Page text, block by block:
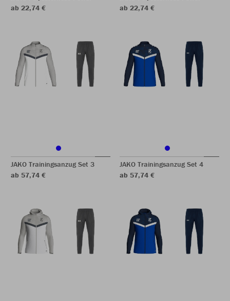
ab 22,74 €
ab 22,74 €
JAKO Trainingsanzug Set 3
ab 57,74 €
JAKO Trainingsanzug Set 4
ab 57,74 €